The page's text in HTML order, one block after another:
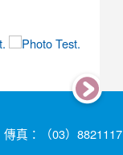
photo-11
真：（03）8821117